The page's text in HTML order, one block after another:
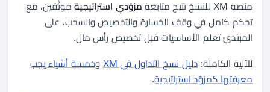
منصة XM للنسخ تتيح متابعة
مزوّدي استراتيجيةموثّقين، مع
تحكم كامل في وقف الخسارة والتخصيص والسحب. على
المبتدئ تعلم الأساسيات قبل تخصيص رأس مال.
للآلية الكاملة: دليل نسخ التداول في XM وخمسة أشياء يجب
معرفتها كمزوّد استراتيجية.